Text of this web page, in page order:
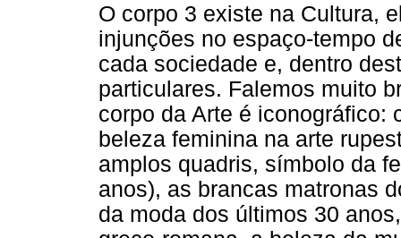
O corpo 3 existe na Cultura,
injunções no espaço-tempo
cada sociedade e, dentro
particulares. Falemos muito
corpo da Arte é iconográfico:
beleza feminina na arte
amplos quadris, símbolo da
anos), as brancas matronas
da moda dos últimos 30